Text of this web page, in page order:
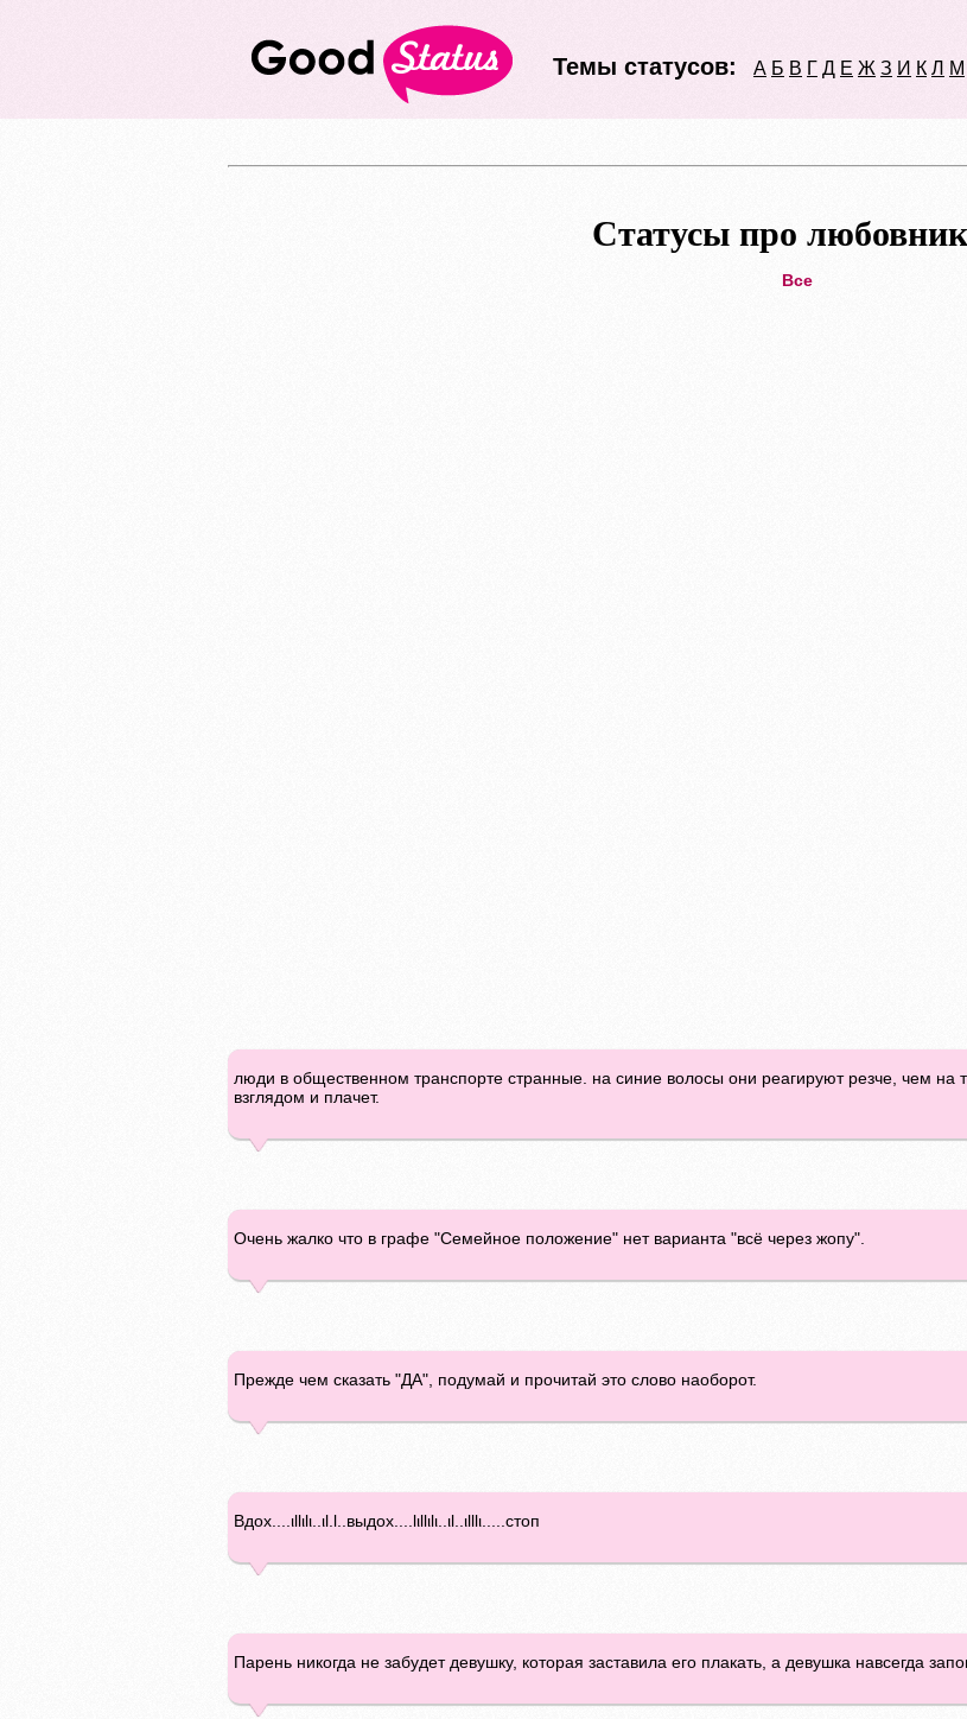
Темы статусов: А Б В Г Д Е Ж З И К Л М
Статусы про
Все
люди в общественном транспорте странные. на синие волосы они реагируют резче, чем на
взглядом и плачет.
Очень жалко что в графе "Семейное положение" нет варианта "всё через жопу".
Прежде чем сказать "ДА", подумай и прочитай это слово наоборот.
Вдох....ιllιlι..ιl.l..выдох....lιllιlι..ιl..ιlllι.....стоп
Парень никогда не забудет девушку, которая заставила его плакать, а девушка навсегда